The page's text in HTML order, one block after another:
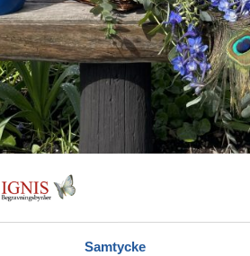
Samtycke